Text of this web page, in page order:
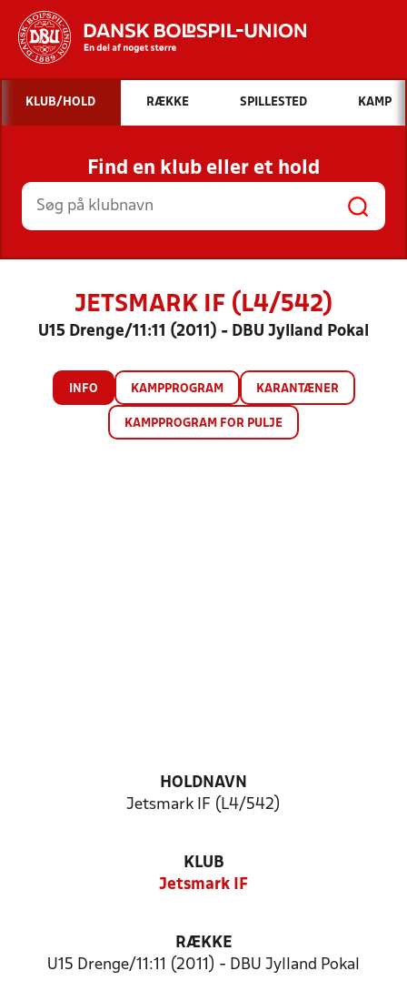
Hvad vil du søge efter?
INDHOLD OG NYHEDER
STILLINGER, RESULTATER, KLUBBER OG
HOLD
KLUB/HOLD RÆKKE SPILLESTED KAMP
Find en klub eller et hold
JETSMARK IF (L4/542)
U15 Drenge/11:11 (2011) - DBU Jylland Pokal
INFO KAMPPROGRAM KARANTÆNER
KAMPPROGRAM FOR PULJE
HOLDNAVN
Jetsmark IF (L4/542)
KLUB
Jetsmark IF
RÆKKE
U15 Drenge/11:11 (2011) - DBU Jylland Pokal